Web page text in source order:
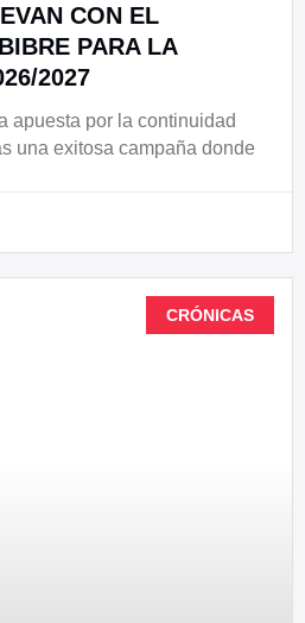
CON EL
PARA LA
2027
apuesta por la continuidad
una exitosa campaña donde
CRÓNICAS